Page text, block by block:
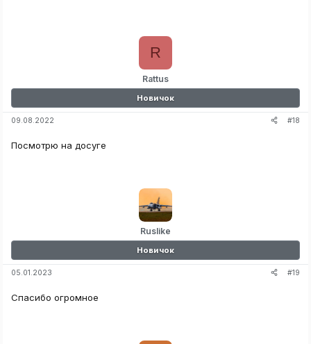
Rattus
R
Новичок
09.08.2022 #18
Посмотрю на досуге
Ruslike
Новичок
05.01.2023 #19
Спасибо огромное